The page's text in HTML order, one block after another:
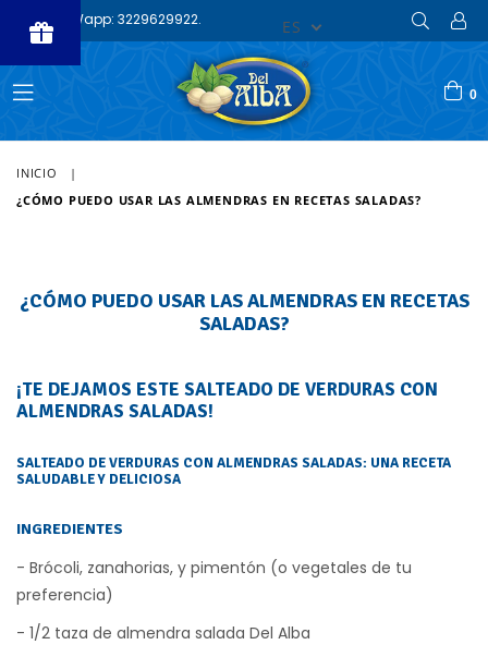
by BLOOP
Referrals &
Compra Wapp: 3229629922. ES
0
INICIO
|
¿CÓMO PUEDO USAR LAS ALMENDRAS EN RECETAS SALADAS?
¿CÓMO PUEDO USAR LAS ALMENDRAS EN RECETAS
SALADAS?
¡TE DEJAMOS ESTE SALTEADO DE VERDURAS CON
ALMENDRAS SALADAS!
SALTEADO DE VERDURAS CON ALMENDRAS SALADAS: UNA RECETA
SALUDABLE Y DELICIOSA
INGREDIENTES
- Brócoli, zanahorias, y pimentón (o vegetales de tu
preferencia)
- 1/2 taza de almendra salada Del Alba